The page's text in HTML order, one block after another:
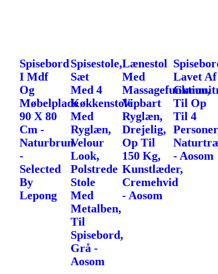
Spisebord
I Mdf
Og
Møbelplade
90 X 80
Cm -
Naturbrun
-
Selected
By
Lepong
Spisestole,
Sæt
Med 4
Køkkenstole
Med
Ryglæn,
Velour
Look,
Polstrede
Stole
Med
Metalben,
Til
Spisebord,
Grå -
Aosom
Lænestol
Med
Massagefunktion,
Vipbart
Ryglæn,
Drejelig,
Op Til
150 Kg,
Kunstlæder,
Cremehvid
- Aosom
Lavet Af
Til Op
Til 4
- Aosom